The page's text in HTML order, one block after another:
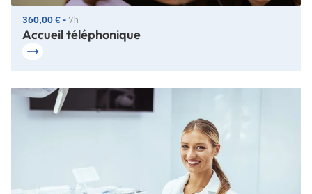
360,00 € - 7h
Accueil téléphonique